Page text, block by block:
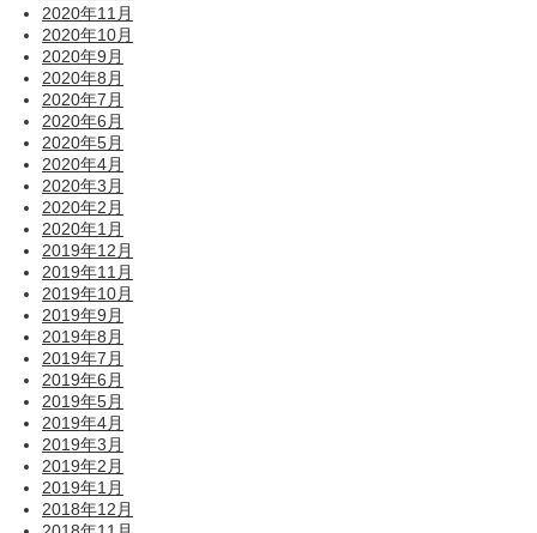
2020年11月
2020年10月
2020年9月
2020年8月
2020年7月
2020年6月
2020年5月
2020年4月
2020年3月
2020年2月
2020年1月
2019年12月
2019年11月
2019年10月
2019年9月
2019年8月
2019年7月
2019年6月
2019年5月
2019年4月
2019年3月
2019年2月
2019年1月
2018年12月